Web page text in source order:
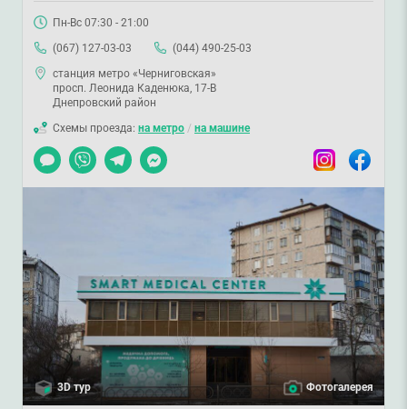
Пн-Вс 07:30 - 21:00
(067) 127-03-03
(044) 490-25-03
станция метро «Черниговская»
просп. Леонида Каденюка, 17-В
Днепровский район
Схемы проезда: на метро / на машине
Чат
Viber TelegramMessenger InstagramFacebook
3D тур Фотогалерея